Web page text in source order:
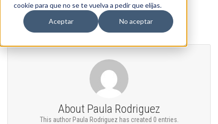
cookie para que no se te vuelva a pedir que elijas.
Aceptar
No aceptar
About Paula Rodriguez
This author Paula Rodriguez has created 0 entries.